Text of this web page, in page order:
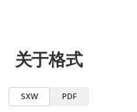
关于格式
SXW PDF